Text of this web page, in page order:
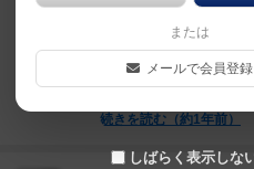
た！？2020年4月
れた対戦＆協力プ
ゲーム。世間一般
は中々楽しめたの
続きを読む（約1年前）
または
メールで会員登録
しばらく表示しな